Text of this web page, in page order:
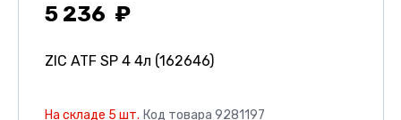
5 236
ZIC ATF SP 4 4л (162646)
На складе 5 шт. Код товара 9281197